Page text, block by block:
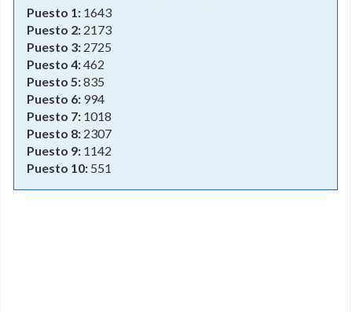
Puesto 1: 1643
Puesto 2: 2173
Puesto 3: 2725
Puesto 4:462
Puesto 5:835
Puesto 6: 994
Puesto 7: 1018
Puesto 8: 2307
Puesto 9: 1142
Puesto 10: 551